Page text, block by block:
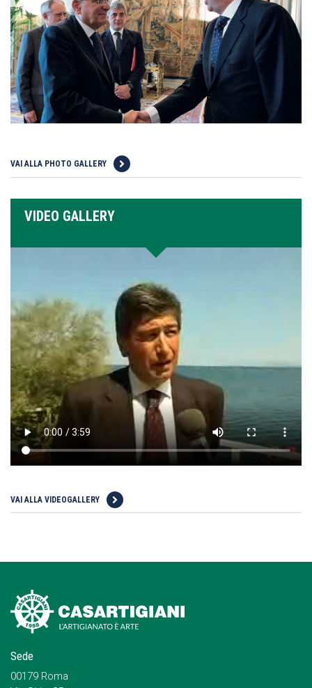
VAI ALLA PHOTO GALLERY
VIDEO GALLERY
VAI ALLA VIDEOGALLERY
Sede
00179 Roma